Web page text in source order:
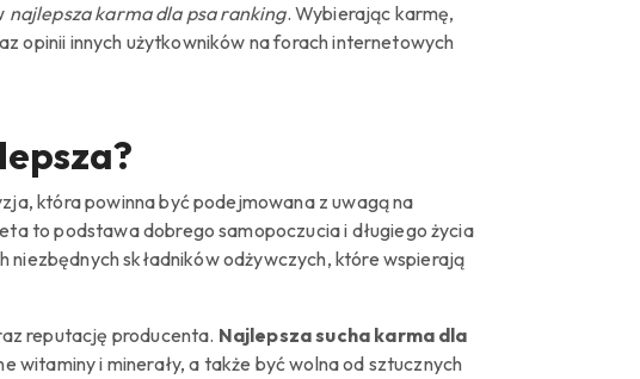
najlepsza karma dla psa ranking. Wybierając karmę,
opinii innych użytkowników na forach internetowych
która powinna być podejmowana z uwagą na
to podstawa dobrego samopoczucia i długiego życia
składników odżywczych, które wspierają
reputację producenta. Najlepsza sucha karma dla
i minerały, a także być wolna od sztucznych